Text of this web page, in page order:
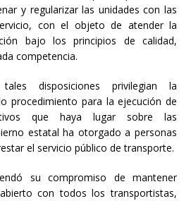
y regularizar las unidades con las
con el objeto de atender la
bajo los principios de calidad,
competencia.
disposiciones privilegian la
procedimiento para la ejecución de
que haya lugar sobre las
estatal ha otorgado a personas
el servicio público de transporte.
su compromiso de mantener
con todos los transportistas,